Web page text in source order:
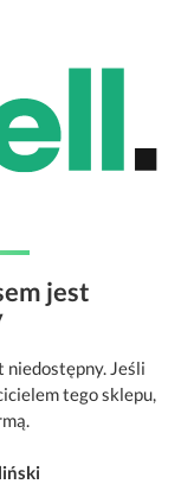
jest
niedostępny. Jeśli
tego sklepu,